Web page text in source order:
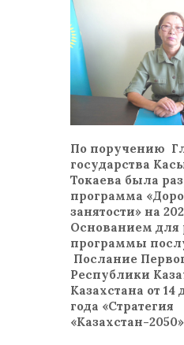
По поручению
государства
Токаева была
программа
занятости» на
Основанием для
программы
Послание
Республики
Казахстана от 14
года «Стратегия
«Казахстан-